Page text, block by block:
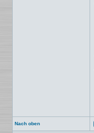
Nach oben